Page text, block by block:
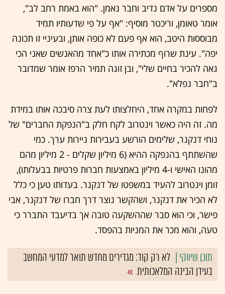
מספרים על אדם נדיב וחבר נאמן. "הוא באמת רחב לב",
אומר טאומן, וריכטר מוסיף: "אף על פי שדעותיו תמיד
מבוססות היטב, הוא אף פעם לא כופה אותן, ובעיניי זו תכונה
יפה". עינת שרוף מכתירה אותו כ"אחד מהאנשים שאני הכי
גאה להכיר בחיים שלי", ובן זוגה תמיר הרפז אומר שמדובר
ב"חבר נפלא".
לפחות במקרה אחד, היחלצותו לעת צרה סיבכה אותו במידת
מה. זה היה כאשר וינטרוב לקח חלק ב"הנפקת החברים" של
נוחי דנקנר, שלימים הורשע בעבירות ניירות ערך. כמי
שהשתתף בהנפקה ההיא (6 מיליון שקלים - 2 מיליון מהם
מהונו האישי ו-4 מיליון באמצעות חברות פרטיות בבעלותו),
זומן וינטרוב להעיד במשפטו של דנקנר. בעדותו טען כי כלל
לא הכיר את דנקנר, ושהקשר נוצר דרך חברו של דנקנר, אבי
פישר, וכי הוא סבר שההשקעה טובה אך בדיעבד התברר כי
טעה, והוא מכר את המניות בהפסד.
לא רק קוד: מגדירים מחדש תואר למדעי המחשב
בעידן הבינה המלאכותית